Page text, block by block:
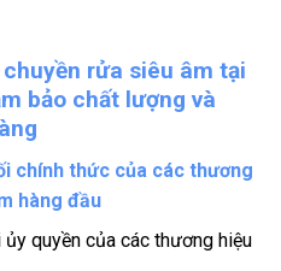
rửa siêu âm tại
bảo chất lượng và
chính thức của các thương
hàng đầu
quyền của các thương hiệu